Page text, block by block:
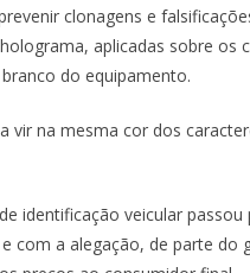
clonagens e
aplicadas sobre os
do equipamento.
vir na mesma cor dos
identificação veicular
com a alegação, de parte do